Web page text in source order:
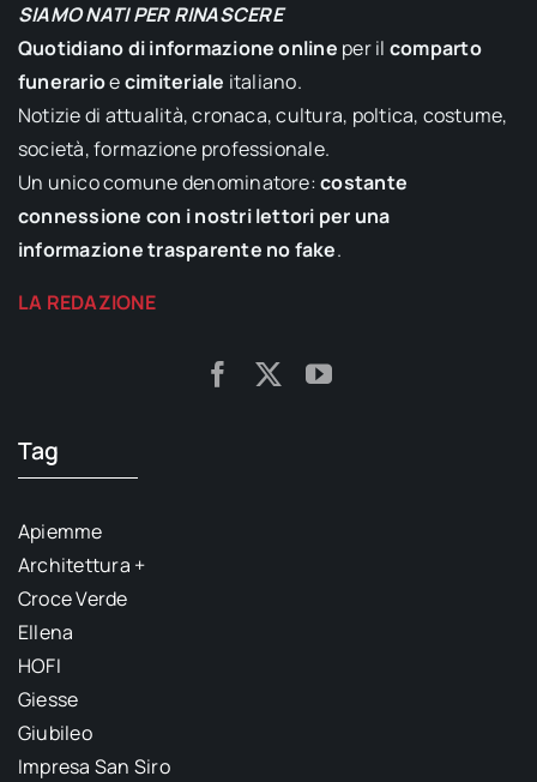
SIAMO NATI PER RINASCERE
Quotidiano di informazione online per il comparto
funerarioecimiteriale italiano.
Notizie di attualità, cronaca, cultura, poltica, costume,
società, formazione professionale.
Un unico comune denominatore:costante
connessione con i nostri lettori per una
informazione trasparente no fake.
LA REDAZIONE
Tag
Apiemme
Architettura +
Croce Verde
Ellena
HOFI
Giesse
Giubileo
Impresa San Siro